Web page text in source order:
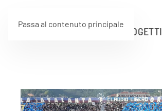
Passa al contenuto principale
HOMEASSOCIAZIONEPROGETTI